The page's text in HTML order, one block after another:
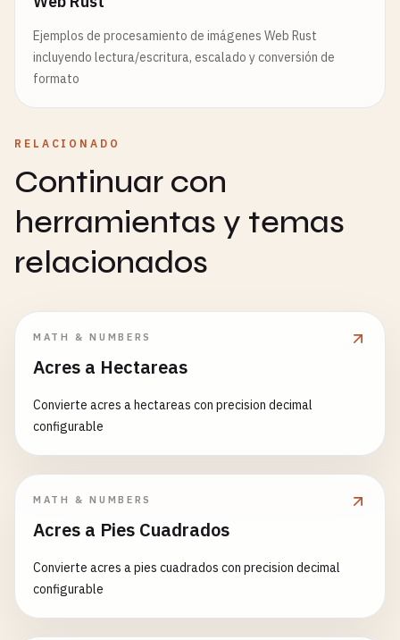
Ejemplos de procesamiento de imágenes Web Rust
incluyendo lectura/escritura, escalado y conversión de
formato
RELACIONADO
Continuar con
herramientas y temas
relacionados
MATH & NUMBERS
Acres a Hectareas
Convierte acres a hectareas con precision decimal
configurable
MATH & NUMBERS
Acres a Pies Cuadrados
Convierte acres a pies cuadrados con precision decimal
configurable